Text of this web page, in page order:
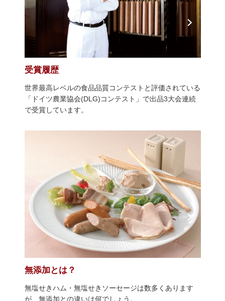
受賞履歴
世界最高レベルの食品品質コンテストと評価されている
「ドイツ農業協会(DLG)コンテスト」で出品3大会連続
で受賞しています。
無添加とは？
無塩せきハム・無塩せきソーセージは数多くあります
が、無添加との違いは何でしょう。